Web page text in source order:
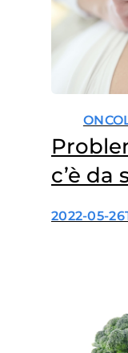
c’è da
2022-05-